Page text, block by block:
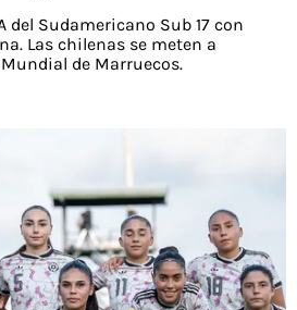
del Sudamericano Sub 17 con
Las chilenas se meten a
de Marruecos.